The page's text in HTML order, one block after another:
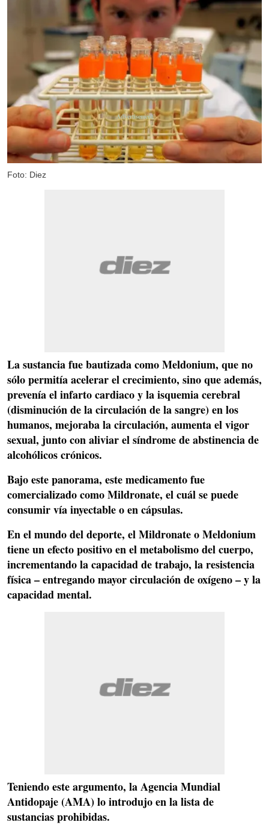
Foto: Diez
La sustancia fue bautizada como Meldonium, que no
sólo permitía acelerar el crecimiento, sino que además,
prevenía el infarto cardiaco y la isquemia cerebral
(disminución de la circulación de la sangre)en los
humanos, mejorabala circulación, aumenta el vigor
sexual, junto con aliviar el síndrome de abstinencia de
alcohólicos crónicos.
Bajo este panorama, este medicamento fue
comercializado como Mildronate, el cuál se puede
consumir vía inyectable o en cápsulas.
En el mundo del deporte, el Mildronate o Meldonium
tiene un efecto positivo en el metabolismo del cuerpo,
incrementando la capacidad de trabajo, la resistencia
física – entregando mayor circulación de oxígeno – y la
capacidad mental.
Teniendo este argumento, la Agencia Mundial
Antidopaje (AMA) lo introdujo en la lista de
sustancias prohibidas.